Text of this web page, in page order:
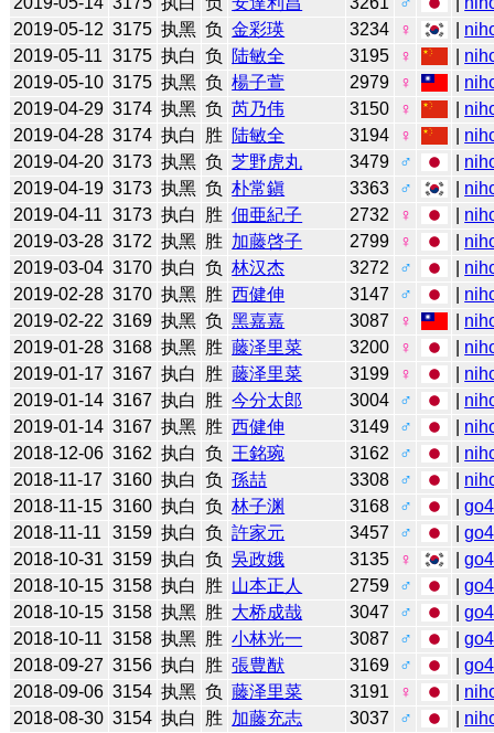
2019-05-12 3175 执黑 负 金彩瑛 3234 ♀
2019-05-11 3175 执白 负 陆敏全 3195 ♀
2019-05-10 3175 执黑 负 楊子萱 2979 ♀
2019-04-29 3174 执黑 负 芮乃伟 3150 ♀
2019-04-28 3174 执白 胜 陆敏全 3194 ♀
2019-04-20 3173 执黑 负 芝野虎丸 3479 ♂
2019-04-19 3173 执黑 负 朴常鎭 3363 ♂
2019-04-11 3173 执白 胜 佃亜紀子 2732 ♀
2019-03-28 3172 执黑 胜 加藤啓子 2799 ♀
2019-03-04 3170 执白 负 林汉杰 3272 ♂
2019-02-28 3170 执黑 胜 西健伸 3147 ♂
2019-02-22 3169 执黑 负 黑嘉嘉 3087 ♀
2019-01-28 3168 执黑 胜 藤泽里菜 3200 ♀
2019-01-17 3167 执白 胜 藤泽里菜 3199 ♀
2019-01-14 3167 执白 胜 今分太郎 3004 ♂
2019-01-14 3167 执黑 胜 西健伸 3149 ♂
2018-12-06 3162 执白 负 王銘琬 3162 ♂
2018-11-17 3160 执白 负 孫喆 3308 ♂
2018-11-15 3160 执白 负 林子渊 3168 ♂ |
2018-11-11
3159 执白 负 許家元 3457 ♂ |
2018-10-31 3159 执白 负 吳政娥 3135 ♀ |
2018-10-15 3158 执白 胜 山本正人 2759 ♂ |
2018-10-15 3158 执黑 胜 大桥成哉 3047 ♂ |
2018-10-11 3158 执黑 胜 小林光一 3087 ♂ |
2018-09-27 3156 执白 胜 張豊猷 3169 ♂ |
2018-09-06 3154 执黑 负 藤泽里菜 3191 ♀
2018-08-30 3154 执白 胜 加藤充志 3037 ♂